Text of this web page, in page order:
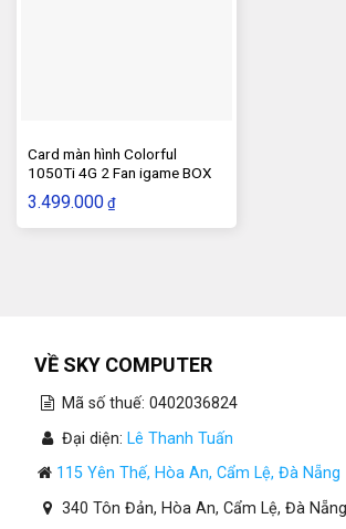
Card màn hình Colorful
1050Ti 4G 2 Fan igame BOX
3.499.000 ₫
VỀ SKY COMPUTER
Mã số thuế: 0402036824
Đại diện: Lê Thanh Tuấn
115 Yên Thế, Hòa An, Cẩm Lệ, Đà Nẵng
340 Tôn Đản, Hòa An, Cẩm Lệ, Đà Nẵng